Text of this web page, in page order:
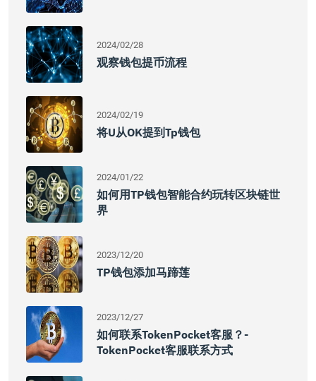
2024/02/28
观察钱包提币流程
2024/02/19
将u从OK提到tp钱包
2024/01/22
如何用TP钱包智能合约玩转区块链世
界
2023/12/20
TP钱包添加马蹄莲
2023/12/27
如何联系TokenPocket客服？-
TokenPocket客服联系方式